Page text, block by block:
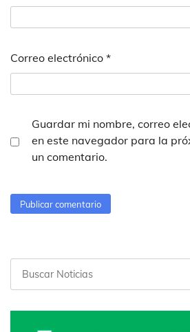
Correo electrónico *
Guardar mi nombre, correo
en este navegador para la
un comentario.